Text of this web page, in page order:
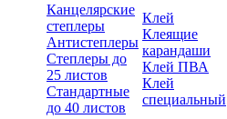
Канцелярские
степлеры
Антистеплеры
Степлеры до
25 листов
Стандартные
до 40 листов
Клей
Клеящие
карандаши
Клей ПВА
Клей
специальный